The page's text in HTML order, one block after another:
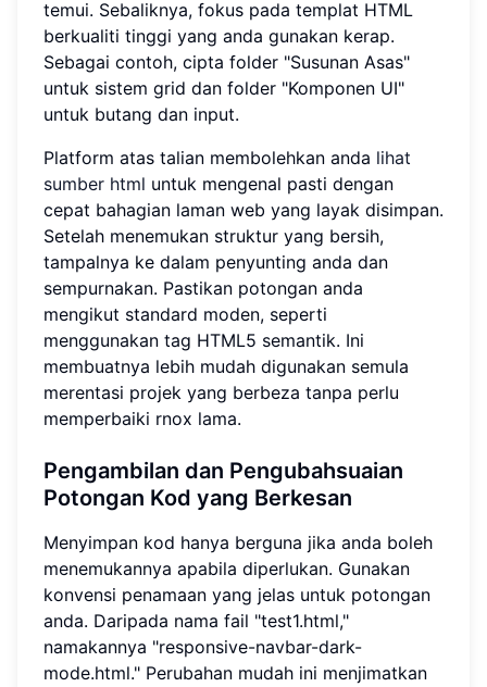
temui. Sebaliknya, fokus pada templat HTML
berkualiti tinggi yang anda gunakan kerap.
Sebagai contoh, cipta folder "Susunan Asas"
untuk sistem grid dan folder "Komponen UI"
untuk butang dan input.
Platform atas talian membolehkan anda lihat
sumber html untuk mengenal pasti dengan
cepat bahagian laman web yang layak disimpan.
Setelah menemukan struktur yang bersih,
tampalnya ke dalam penyunting anda dan
sempurnakan. Pastikan potongan anda
mengikut standard moden, seperti
menggunakan tag HTML5 semantik. Ini
membuatnya lebih mudah digunakan semula
merentasi projek yang berbeza tanpa perlu
memperbaiki rnox lama.
Pengambilan dan Pengubahsuaian
Potongan Kod yang Berkesan
Menyimpan kod hanya berguna jika anda boleh
menemukannya apabila diperlukan. Gunakan
konvensi penamaan yang jelas untuk potongan
anda. Daripada nama fail "test1.html,"
namakannya "responsive-navbar-dark-
mode.html." Perubahan mudah ini menjimatkan